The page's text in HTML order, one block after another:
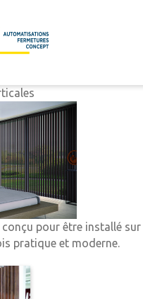
pour être installé
pratique et moderne.